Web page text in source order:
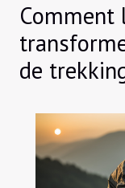
Comment
de